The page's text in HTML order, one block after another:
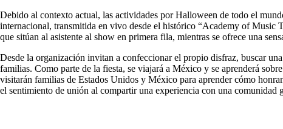
Debido al contexto actual, las actividades por Halloween de todo el
internacional, transmitida en vivo desde el histórico “Academy of Music
que sitúan al asistente al show en primera fila, mientras se ofrece una
Desde la organización invitan a confeccionar el propio disfraz, buscar
familias. Como parte de la fiesta, se viajará a México y se aprenderá
visitarán familias de Estados Unidos y México para aprender cómo
el sentimiento de unión al compartir una experiencia con una comunidad